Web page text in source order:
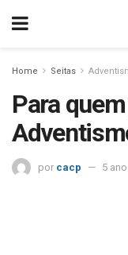
Home Seitas
Para
por cacp 5